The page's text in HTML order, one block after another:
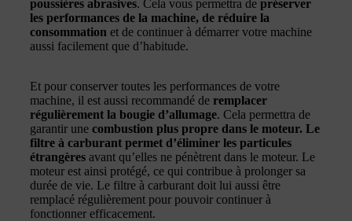
poussières abrasives. Cela vous permettra de préserver
les performances de la machine, de réduire la
consommation et de continuer à démarrer votre machine
aussi facilement que d’habitude.
Et pour conserver toutes les performances de votre
machine, il est aussi recommandé de remplacer
régulièrement la bougie d’allumage. Cela permettra de
garantir une combustion plus propre dans le moteur. Le
filtre à carburant permet d’éliminer les particules
étrangères avant qu’elles ne pénètrent dans le moteur. Le
moteur est ainsi protégé, ce qui contribue à prolonger sa
durée de vie. Le filtre à carburant doit lui aussi être
remplacé régulièrement pour pouvoir continuer à
fonctionner efficacement.